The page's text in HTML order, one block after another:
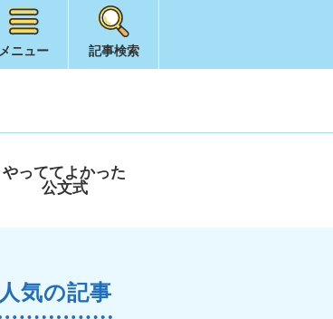
メニュー 記事検索
やっててよかった
公文式
人気の記事